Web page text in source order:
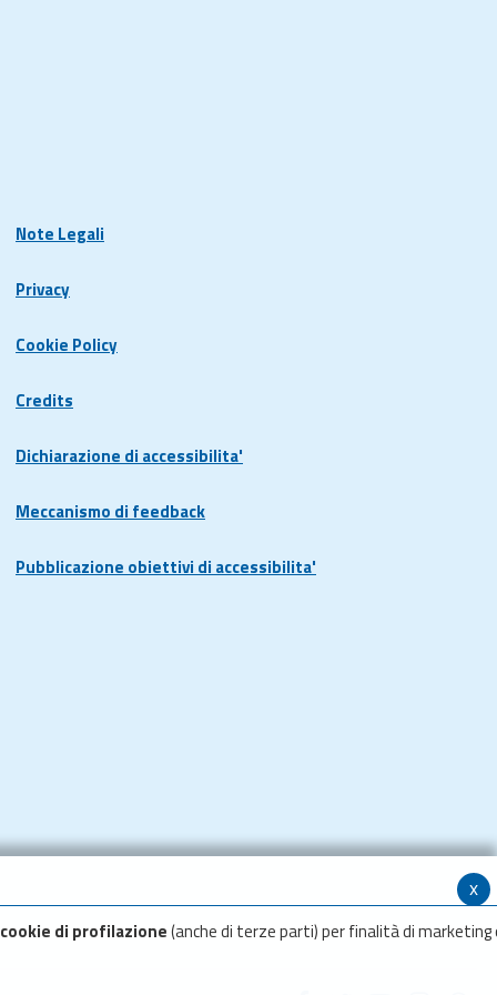
x
cookie di profilazione(anche di terze parti) per finalità di marketing
Note Legali
Privacy
Cookie Policy
Credits
Dichiarazione di accessibilita'
Meccanismo di feedback
Pubblicazione obiettivi di accessibilita'